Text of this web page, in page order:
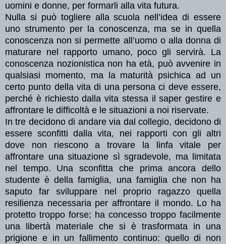
uomini e donne, per formarli alla vita futura.
Nulla si può togliere alla scuola nell’idea di essere
uno strumento per la conoscenza, ma se in quella
conoscenza non si permette all’uomo o alla donna di
maturare nel rapporto umano, poco gli servirà. La
conoscenza nozionistica non ha età, può avvenire in
qualsiasi momento, ma la maturità psichica ad un
certo punto della vita di una persona ci deve essere,
perché è richiesto dalla vita stessa il saper gestire e
affrontare le difficoltà e le situazioni a noi riservate.
In tre decidono di andare via dal collegio, decidono di
essere sconfitti dalla vita, nei rapporti con gli altri
dove non riescono a trovare la linfa vitale per
affrontare una situazione sì sgradevole, ma limitata
nel tempo. Una sconfitta che prima ancora dello
studente è della famiglia, una famiglia che non ha
saputo far sviluppare nel proprio ragazzo quella
resilienza necessaria per affrontare il mondo. Lo ha
protetto troppo forse; ha concesso troppo facilmente
una libertà materiale che si è trasformata in una
prigione e in un fallimento continuo: quello di non